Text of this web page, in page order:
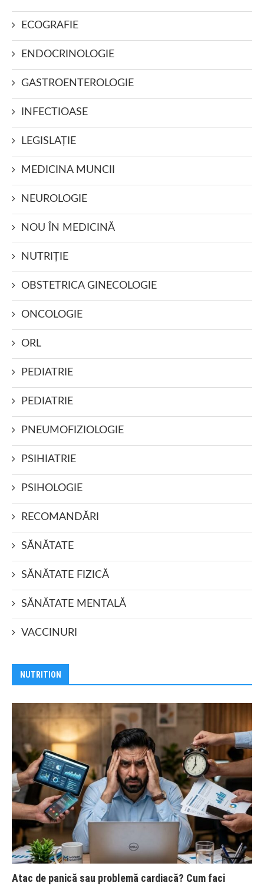
ECOGRAFIE
ENDOCRINOLOGIE
GASTROENTEROLOGIE
INFECTIOASE
LEGISLAŢIE
MEDICINA MUNCII
NEUROLOGIE
NOU ÎN MEDICINĂ
NUTRIŢIE
OBSTETRICA GINECOLOGIE
ONCOLOGIE
ORL
PEDIATRIE
PEDIATRIE
PNEUMOFIZIOLOGIE
PSIHIATRIE
PSIHOLOGIE
RECOMANDĂRI
SĂNĂTATE
SĂNĂTATE FIZICĂ
SĂNĂTATE MENTALĂ
VACCINURI
NUTRITION
Atac de panică sau problemă cardiacă? Cum faci